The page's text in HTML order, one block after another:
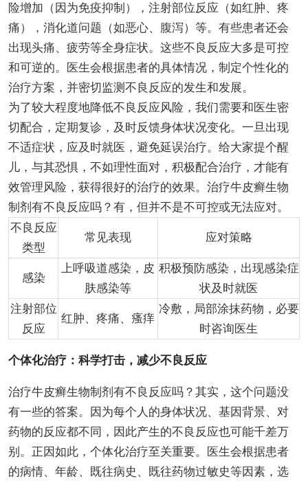
险增加（因为免疫抑制），注射部位反应（如红肿、疼
痛），消化道问题（如恶心、腹泻）等。有些患者还会
出现头痛、疲劳等全身症状。这些不良反应大多是可控
和可逆的。医生会根据患者的具体情况，制定个性化的
治疗方案，并密切监测不良反应的发生和发展。
为了较大程度地降低不良反应风险，我们需要和医生密
切配合，定期复诊，及时反馈身体状况变化。一旦出现
不适症状，应及时就医，避免延误治疗。给大家提个醒
儿，与其恐惧，不如理性面对，积极配合治疗，才能有
效管理风险，获得很好的治疗的效果。治疗牛皮癣生物
制剂有不良反应吗？有，但并不是不可控或无法应对。
不良反应
类型
常见表现 应对策略
感染
上呼吸道感染，皮
肤感染等
积极预防感染，出现感染症
状及时就医
注射部位
反应
红肿、疼痛、瘙痒
冷敷，局部涂抹药物，必要
时咨询医生
个体化治疗：科学打击，减少不良反应
治疗牛皮癣生物制剂有不良反应吗？其实，这个问题没
有一些的答案。因为每个人的身体状况、基因背景、对
药物的反应都不同，因此产生的不良反应也可能千差万
别。正因如此，个体化治疗至关重要。医生会根据患者
的病情、年龄、既往病史、既往药物过敏史等因素，选